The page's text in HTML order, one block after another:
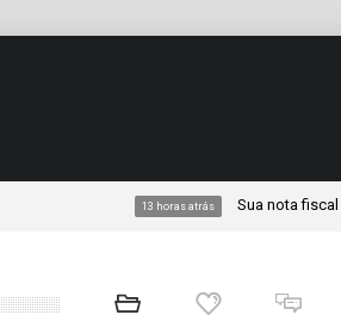
13 horas atrás Sua nota fiscal pode